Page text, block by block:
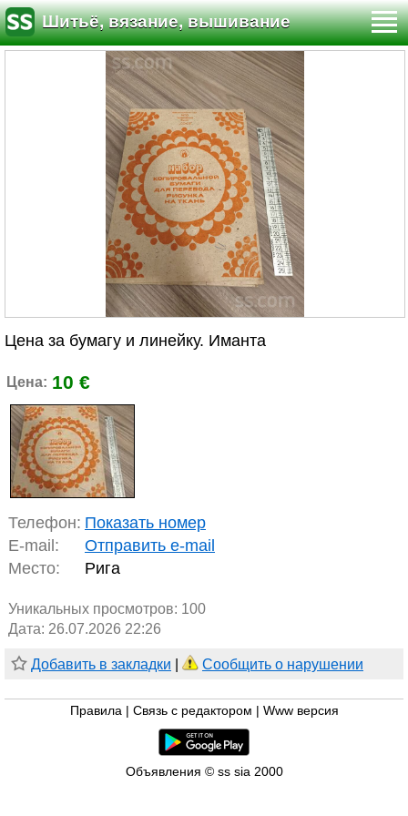
Шитьё, вязание, вышивание
Цена за бумагу и линейку. Иманта
Цена: 10 €
Телефон: Показать номер
E-mail:
Отправить e-mail
Место:
Рига
Уникальных просмотров: 100
Дата: 26.07.2026 22:26
Добавить в закладки Сообщить о нарушении
Правила Связь с редактором Www версия
Объявления © ss sia 2000